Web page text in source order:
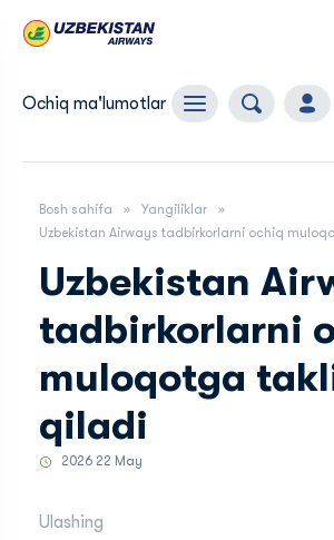
Ochiq ma'lumotlar
Bosh sahifa
Yangiliklar
Uzbekistan Airways tadbirkorlarni ochiq
Uzbekistan
tadbirkorlarni
muloqotga
qiladi
2026 22 May
Ulashing